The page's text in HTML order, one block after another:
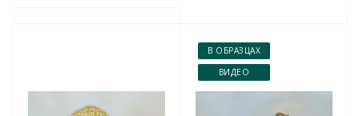
В ОБРАЗЦАХ
ВИДЕО